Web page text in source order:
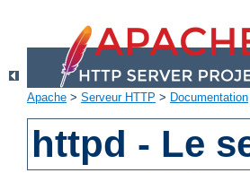
Apache > Serveur HTTP > Documentation
httpd - Le